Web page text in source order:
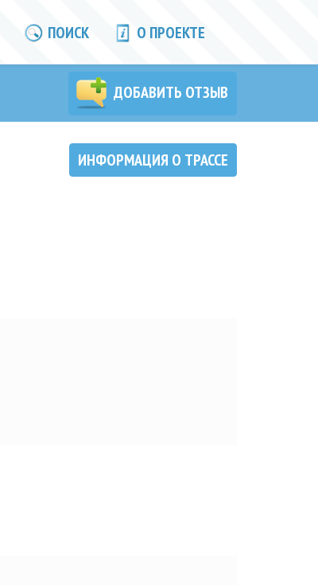
ПОИСК О ПРОЕКТЕ
ДОБАВИТЬ ОТЗЫВ
ИНФОРМАЦИЯ О ТРАССЕ